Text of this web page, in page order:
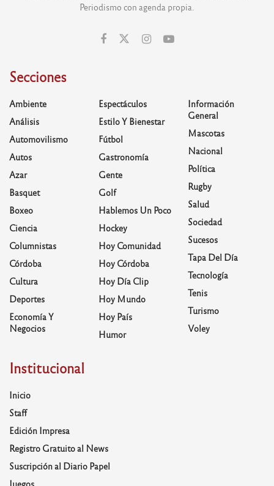
Periodismo con agenda propia.
Secciones
Ambiente
Análisis
Automovilismo
Autos
Azar
Basquet
Boxeo
Ciencia
Columnistas
Córdoba
Cultura
Deportes
Economía Y
Negocios
Espectáculos
Estilo Y Bienestar
Fútbol
Gastronomía
Gente
Golf
Hablemos Un Poco
Hockey
Hoy Comunidad
Hoy Córdoba
Hoy Día Clip
Hoy Mundo
Hoy País
Humor
Información
General
Mascotas
Nacional
Política
Rugby
Salud
Sociedad
Sucesos
Tapa Del Día
Tecnología
Tenis
Turismo
Voley
Institucional
Inicio
Staff
Edición Impresa
Registro Gratuito al News
Suscripción al Diario Papel
Juegos